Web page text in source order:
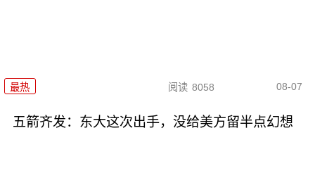
最热 阅读 8058 08-07
五箭齐发：东大这次出手，没给美方留半点幻想